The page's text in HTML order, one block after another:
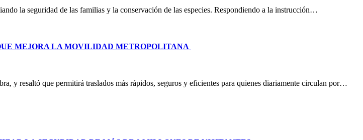
la seguridad de las familias y la conservación de las especies. Respondiendo a la instrucción…
MEJORA LA MOVILIDAD METROPOLITANA
y resaltó que permitirá traslados más rápidos, seguros y eficientes para quienes diariamente circulan por…